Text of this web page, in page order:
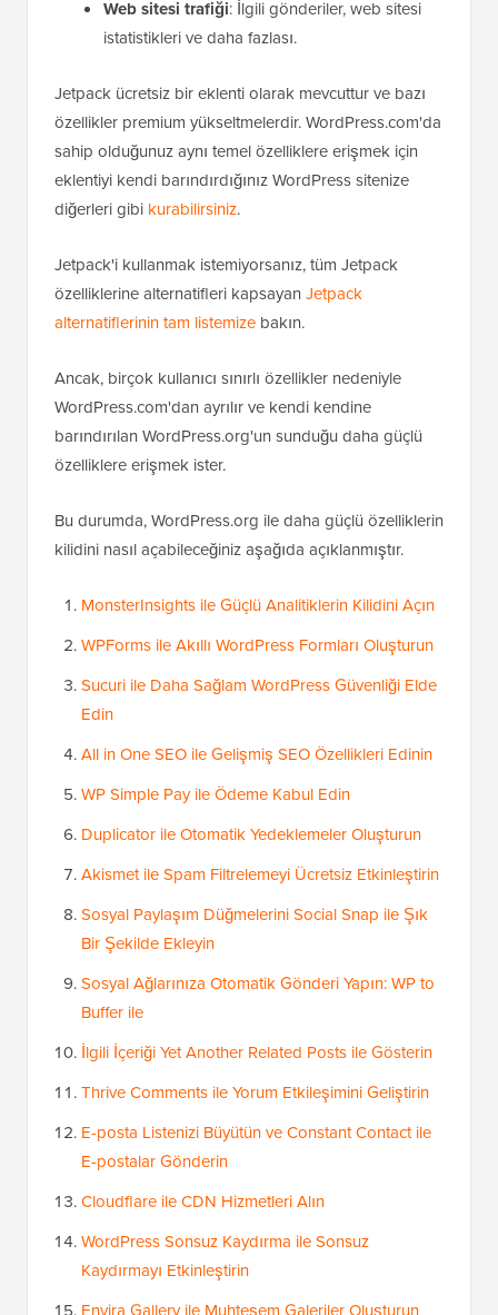
Web sitesi trafiği: İlgili gönderiler, web sitesi
istatistikleri ve daha fazlası.
Jetpack ücretsiz bir eklenti olarak mevcuttur ve bazı
özellikler premium yükseltmelerdir. WordPress.com'da
sahip olduğunuz aynı temel özelliklere erişmek için
eklentiyi kendi barındırdığınız WordPress sitenize
diğerleri gibi kurabilirsiniz.
Jetpack'i kullanmak istemiyorsanız, tüm Jetpack
özelliklerine alternatifleri kapsayan Jetpack
alternatiflerinin tam listemize bakın.
Ancak, birçok kullanıcı sınırlı özellikler nedeniyle
WordPress.com'dan ayrılır ve kendi kendine
barındırılan WordPress.org'un sunduğu daha güçlü
özelliklere erişmek ister.
Bu durumda, WordPress.org ile daha güçlü özelliklerin
kilidini nasıl açabileceğiniz aşağıda açıklanmıştır.
MonsterInsights ile Güçlü Analitiklerin Kilidini Açın
WPForms ile Akıllı WordPress Formları Oluşturun
Sucuri ile Daha Sağlam WordPress Güvenliği Elde
Edin
All in One SEO ile Gelişmiş SEO Özellikleri Edinin
WP Simple Pay ile Ödeme Kabul Edin
Duplicator ile Otomatik Yedeklemeler Oluşturun
Akismet ile Spam Filtrelemeyi Ücretsiz Etkinleştirin
Sosyal Paylaşım Düğmelerini Social Snap ile Şık
Bir Şekilde Ekleyin
Sosyal Ağlarınıza Otomatik Gönderi Yapın: WP to
Buffer ile
İlgili İçeriği Yet Another Related Posts ile Gösterin
Thrive Comments ile Yorum Etkileşimini Geliştirin
E-posta Listenizi Büyütün ve Constant Contact ile
E-postalar Gönderin
Cloudflare ile CDN Hizmetleri Alın
WordPress Sonsuz Kaydırma ile Sonsuz
Kaydırmayı Etkinleştirin
Envira Gallery ile Muhteşem Galeriler Oluşturun